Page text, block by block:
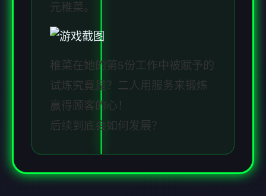
元稚菜。
稚菜在她的第5份工作中被赋予的
试炼究竟是？二人用服务来锻炼
赢得顾客的心！
后续到底会如何发展？